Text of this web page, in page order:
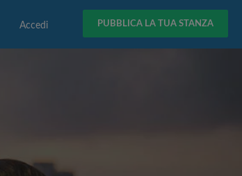
PUBBLICA LA TUA STANZA
Accedi